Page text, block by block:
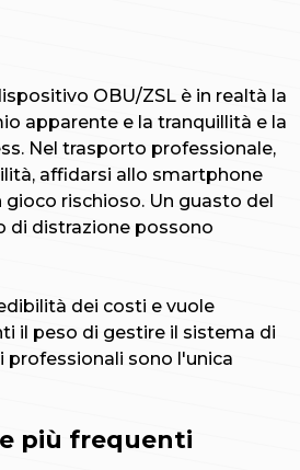
OBU/ZSL è in realtà la
apparente e la tranquillità e la
Nel trasporto professionale,
affidarsi allo smartphone
gioco rischioso. Un guasto del
di distrazione possono
dei costi e vuole
il peso di gestire il sistema di
professionali sono l'unica
più frequenti